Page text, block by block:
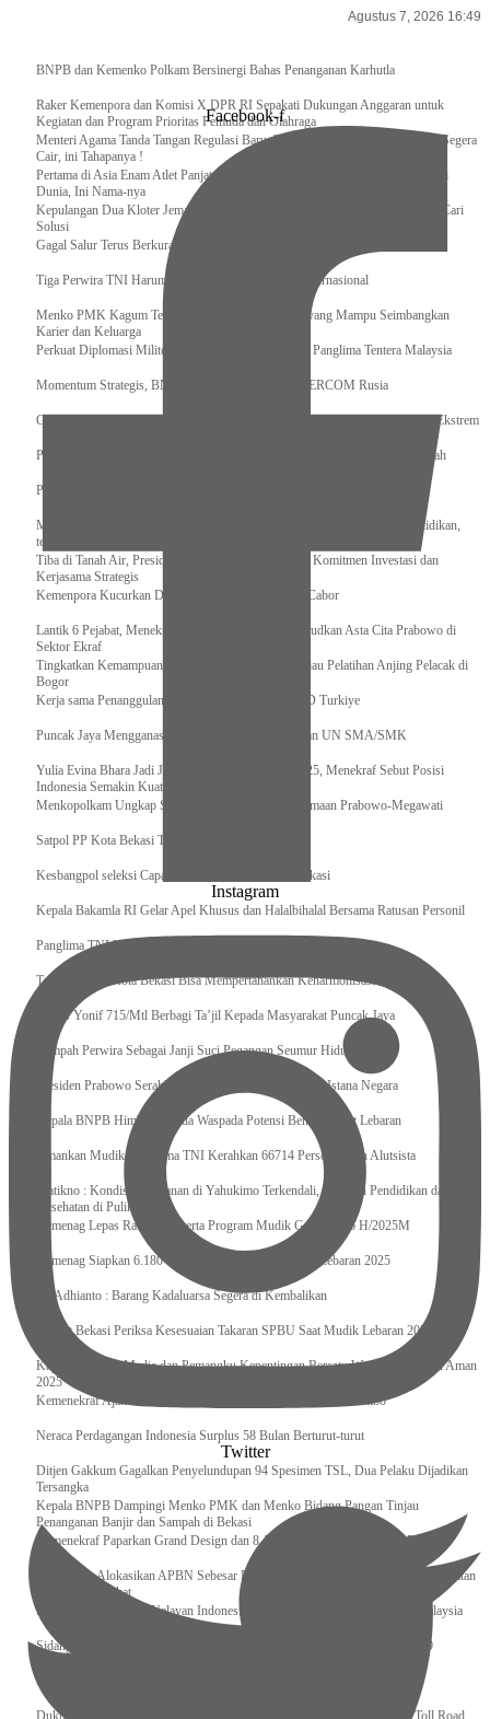
Agustus 7, 2026 16:49
BNPB dan Kemenko Polkam Bersinergi Bahas Penanganan Karhutla
Raker Kemenpora dan Komisi X DPR RI Sepakati Dukungan Anggaran untuk
Kegiatan dan Program Prioritas Pemuda dan Olahraga
Menteri Agama Tanda Tangan Regulasi Baru, Tunjangan Guru PAI Non ASN Segera
Cair, ini Tahapanya !
Pertama di Asia Enam Atlet Panjat Tebing Indonesia Taklukkan Tebing Tertinggi
Dunia, Ini Nama-nya
Kepulangan Dua Kloter Jemaah Asal Surabaya Tertunda, Kemenag Upayakan Cari
Solusi
Gagal Salur Terus Berkurang, Gus Ipul: 405 Ribu Lebih Bansos Cair
Tiga Perwira TNI Harumkan Indonesia Di Kancah Internasional
Menko PMK Kagum Terhadap Perempuan Modern yang Mampu Seimbangkan
Karier dan Keluarga
Perkuat Diplomasi Militer, Panglima TNI Terima CC Panglima Tentera Malaysia
Momentum Strategis, BNPB Terima Kunjungan EMERCOM Rusia
Gus Ipul Ajak Gubernur dan Bupati/Wali Kota se-Kalteng Hajar Kemiskinan Ekstrem
Panglima TNI Sambut Kedatangan Presiden RI Usai Lawatan ke Timur Tengah
Pengurus Pusat Pordasi Pacu Dapat Pesan dari Sri Paduka
Menag RI dan Dua Menteri Yordania Jalin Sinergi Bidang Wakaf dan Pendidikan,
termasuk Beasiswa
Tiba di Tanah Air, Presiden Prabowo Subianto Bawa Komitmen Investasi dan
Kerjasama Strategis
Kemenpora Kucurkan Dana untuk Pelatnas pada 13 Cabor
Lantik 6 Pejabat, Menekraf Tegaskan Komitmen Wujudkan Asta Cita Prabowo di
Sektor Ekraf
Tingkatkan Kemampuan K9 TNI, Panglima TNI Tinjau Pelatihan Anjing Pelacak di
Bogor
Kerja sama Penanggulangan Bencana BNPB – AFAD Turkiye
Puncak Jaya Mengganas, TNI-POLRI Solid Amankan UN SMA/SMK
Yulia Evina Bhara Jadi Juri Festival Film Cannes 2025, Menekraf Sebut Posisi
Indonesia Semakin Kuat
Menkopolkam Ungkap Spirit Persatuan dan Kebersamaan Prabowo-Megawati
Satpol PP Kota Bekasi Tertibkan PPKS
Kesbangpol seleksi Capaska 736 Siswa/i se-Kota Bekasi
Kepala Bakamla RI Gelar Apel Khusus dan Halalbihalal Bersama Ratusan Personil
Panglima TNI Hadiri Acara Panen Raya di 14 Propinsi
Tri Adhianto : Kota Bekasi Bisa Mempertahankan Keharmonisasian
Satgas Yonif 715/Mtl Berbagi Ta’jil Kepada Masyarakat Puncak Jaya
Sumpah Perwira Sebagai Janji Suci Pegangan Seumur Hidup
Presiden Prabowo Serahkan Zakat kepada BAZNAS di Istana Negara
Kepala BNPB Himbau Pemda Waspada Potensi Bencana Saat Lebaran
Amankan Mudik, Panglima TNI Kerahkan 66714 Personel Dan Alutsista
Pratikno : Kondisi Keamanan di Yahukimo Terkendali, Layanan Pendidikan dan
Kesehatan di Pulihkan
Kemenag Lepas Ratusan Peserta Program Mudik Gratis 1446 H/2025M
Kemenag Siapkan 6.180 Posko Masjid Ramah Mudik Lebaran 2025
Tri Adhianto : Barang Kadaluarsa Segera di Kembalikan
Walkot Bekasi Periksa Kesesuaian Takaran SPBU Saat Mudik Lebaran 2025
Kapuspen TNI : Media dan Pemangku Kepentingan Bersatu Wujudkan Mudik Aman
2025
Kemenekraf Ajak Kabinet Merah Putih Nobar Film Animasi Jumbo
Neraca Perdagangan Indonesia Surplus 58 Bulan Berturut-turut
Ditjen Gakkum Gagalkan Penyelundupan 94 Spesimen TSL, Dua Pelaku Dijadikan
Tersangka
Kepala BNPB Dampingi Menko PMK dan Menko Bidang Pangan Tinjau
Penanganan Banjir dan Sampah di Bekasi
Kemenekraf Paparkan Grand Design dan 8 Asta Ekraf di Komisi VII DPR
Pemerintah Alokasikan APBN Sebesar Rp 3,4 Triliun untuk Program Cek Kesehatan
Gratis Masyarakat
Bakamla RI Jemput 2 Nelayan Indonesia di Perbatasan Terluar Indonesia Malaysia
Sidang Isbat Awal Syawal 1446 H di gelar oleh Kementerian Agama pada 29
Sumber Daya Adalah Tantangan Penanganan Darurat Bencana di Daerah
Dukung Kelancaran Lalu Lintas Libur Idul Fitri 1446h / 2025m, Waskita Toll Road
Facebook-f
Instagram
Twitter